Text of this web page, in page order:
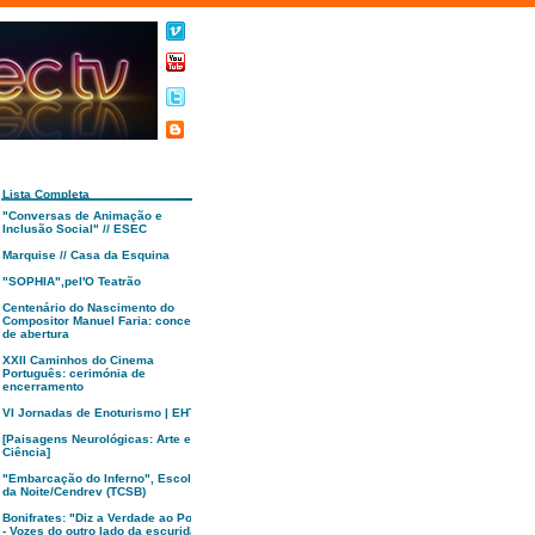
Lista Completa
"Conversas de Animação e
Inclusão Social" // ESEC
Marquise // Casa da Esquina
"SOPHIA",pel'O Teatrão
Centenário do Nascimento do
Compositor Manuel Faria: concerto
de abertura
XXII Caminhos do Cinema
Português: cerimónia de
encerramento
VI Jornadas de Enoturismo | EHTC
[Paisagens Neurológicas: Arte e
Ciência]
"Embarcação do Inferno", Escola
da Noite/Cendrev (TCSB)
Bonifrates: "Diz a Verdade ao Poder
- Vozes do outro lado da escuridão"